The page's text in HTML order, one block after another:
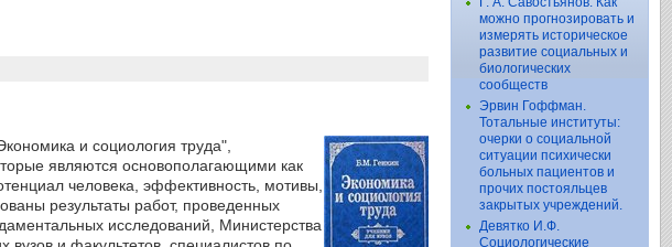
и социология труда",
являются основополагающими как
человека, эффективность, мотивы,
результаты работ, проведенных
исследований, Министерства
можно прогнозировать и
измерять историческое
развитие социальных и
биологических
сообществ
Эрвин Гоффман.
Тотальные институты:
очерки о социальной
ситуации психически
больных пациентов и
прочих постояльцев
закрытых учреждений.
Девятко И.Ф.
Социологические